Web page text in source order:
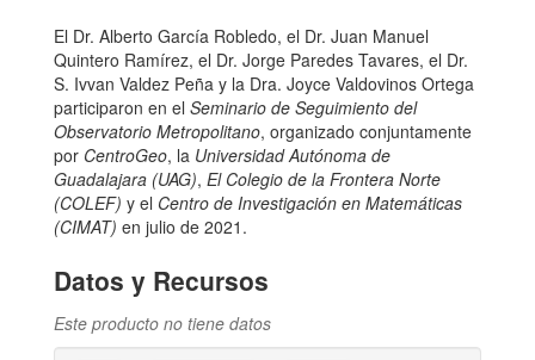
El Dr. Alberto García Robledo, el Dr. Juan Manuel
Quintero Ramírez, el Dr. Jorge Paredes Tavares, el Dr.
S. Ivvan Valdez Peña y la Dra. Joyce Valdovinos Ortega
participaron en el Seminario de Seguimiento del
Observatorio Metropolitano, organizado conjuntamente
por CentroGeo, la Universidad Autónoma de
Guadalajara (UAG), El Colegio de la Frontera Norte
(COLEF) y el Centro de Investigación en Matemáticas
(CIMAT) en julio de 2021.
Datos y Recursos
Este producto no tiene datos